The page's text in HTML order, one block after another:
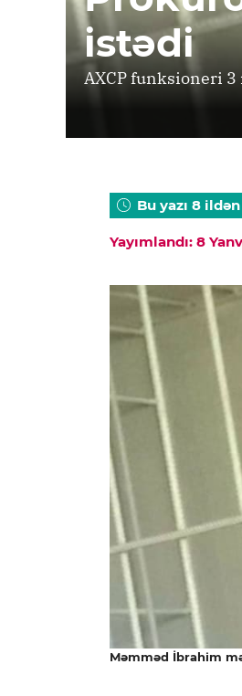
istədi
AXCP funksioneri 3
Bu yazı 8
Yayımlandı: 8
Məmməd İbrahim